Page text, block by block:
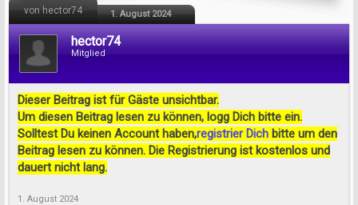
von hector74 1. August 2024
hector74
Mitglied
Dieser Beitrag ist für Gäste unsichtbar.
Um diesen Beitrag lesen zu können, logg Dich bitte ein.
Solltest Du keinen Account haben,registrier Dich bitte um den
Beitrag lesen zu können. Die Registrierung ist kostenlos und
dauert nicht lang.
1. August 2024